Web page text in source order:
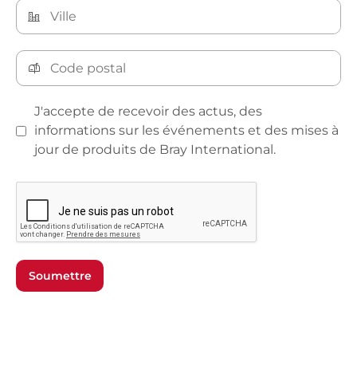
J'accepte de recevoir des actus, des
informations sur les événements et des mises à
jour de produits de Bray International.
Soumettre